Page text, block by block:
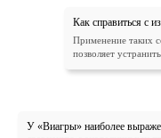
Как справиться с
Применение таких
позволяет
У «Виагры» наиболее